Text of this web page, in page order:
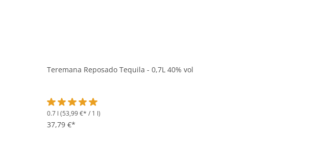
Teremana Reposado Tequila - 0,7L 40% vol
Durchschnittliche Bewertung von 5 von 5 Sternen
0.7 l (53,99 €* / 1 l)
37,79 €*